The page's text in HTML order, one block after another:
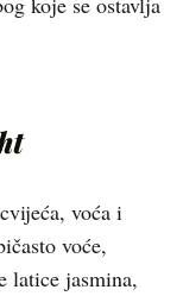
voća i
voće,
latice jasmina,